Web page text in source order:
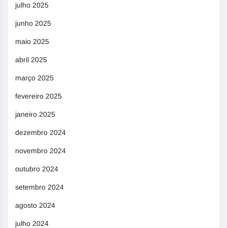
julho 2025
junho 2025
maio 2025
abril 2025
março 2025
fevereiro 2025
janeiro 2025
dezembro 2024
novembro 2024
outubro 2024
setembro 2024
agosto 2024
julho 2024